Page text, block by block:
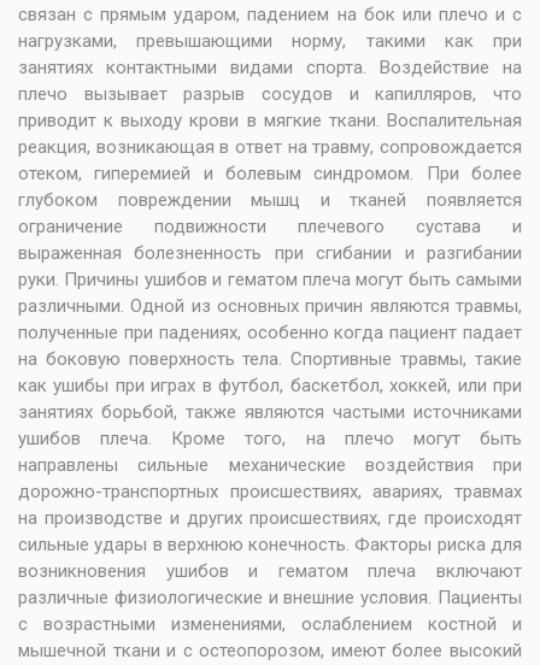
связан с прямым ударом, падением на бок или плечо и с
нагрузками, превышающими норму, такими как при
занятиях контактными видами спорта. Воздействие на
плечо вызывает разрыв сосудов и капилляров, что
приводит к выходу крови в мягкие ткани. Воспалительная
реакция, возникающая в ответ на травму, сопровождается
отеком, гиперемией и болевым синдромом. При более
глубоком повреждении мышц и тканей появляется
ограничение подвижности плечевого сустава и
выраженная болезненность при сгибании и разгибании
руки. Причины ушибов и гематом плеча могут быть самыми
различными. Одной из основных причин являются травмы,
полученные при падениях, особенно когда пациент падает
на боковую поверхность тела. Спортивные травмы, такие
как ушибы при играх в футбол, баскетбол, хоккей, или при
занятиях борьбой, также являются частыми источниками
ушибов плеча. Кроме того, на плечо могут быть
направлены сильные механические воздействия при
дорожно-транспортных происшествиях, авариях, травмах
на производстве и других происшествиях, где происходят
сильные удары в верхнюю конечность. Факторы риска для
возникновения ушибов и гематом плеча включают
различные физиологические и внешние условия. Пациенты
с возрастными изменениями, ослаблением костной и
мышечной ткани и с остеопорозом, имеют более высокий